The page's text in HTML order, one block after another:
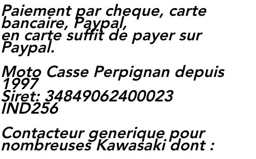
Paiement par cheque, carte
bancaire, Paypal,
en carte suffit de payer sur
Paypal.
Moto Casse Perpignan depuis
1997
Siret: 34849062400023
IND256
Contacteur generique pour
nombreuses Kawasaki dont :